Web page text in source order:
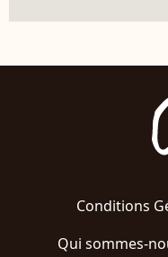
Conditions
Qui sommes-